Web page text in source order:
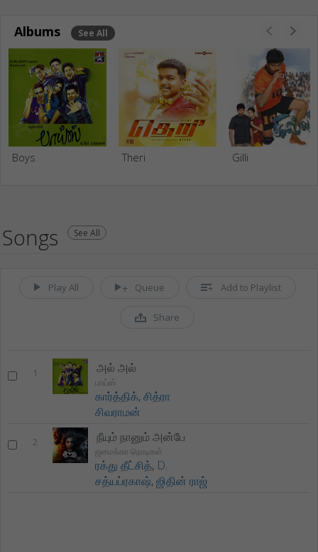
Albums See All
Boys Theri Gilli
Songs See All
Play All Queue Add to Playlist
Share
1 அல் அல்
பாய்ஸ்
கார்த்திக்,சித்ரா
சிவராமன்
2 நீயும் நானும் அன்பே
ஜமைக்கா நொடிகள்
ரக்து தீட்சித், D.
சத்யப்ரகாஷ்,ஜிதின் ராஜ்